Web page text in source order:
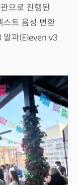
으로 진행된
스트 음성 변환
알파(Eleven v3